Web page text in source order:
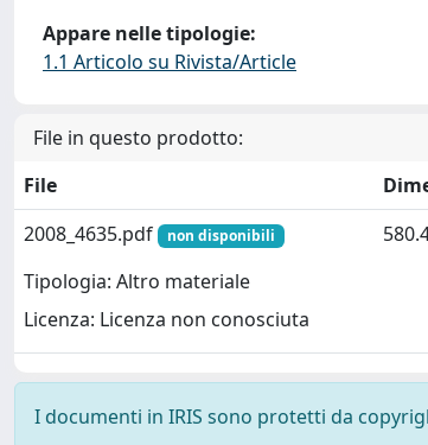
Appare nelle tipologie:
1.1 Articolo su Rivista/Article
File in questo prodotto:
File
2008_4635.pdf
non disponibili
Tipologia: Altro materiale
Licenza: Licenza non conosciuta
I documenti in IRIS sono protetti da